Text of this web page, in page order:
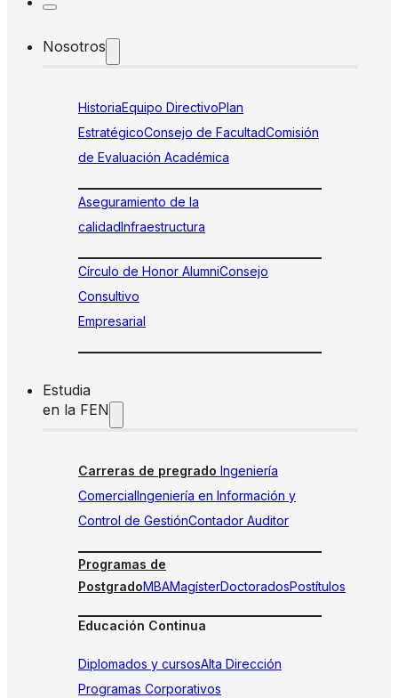
Nosotros
HistoriaEquipo DirectivoPlan
EstratégicoConsejo de FacultadComisión
de Evaluación Académica
Aseguramiento de la
calidadInfraestructura
Círculo de Honor AlumniConsejo
Consultivo
Empresarial
Estudia
en la FEN
Carreras de pregrado Ingeniería
ComercialIngeniería en Información y
Control de GestiónContador Auditor
Programas de
PostgradoMBAMagísterDoctoradosPostítulos
Educación Continua
Diplomados y cursosAlta Dirección
Programas Corporativos